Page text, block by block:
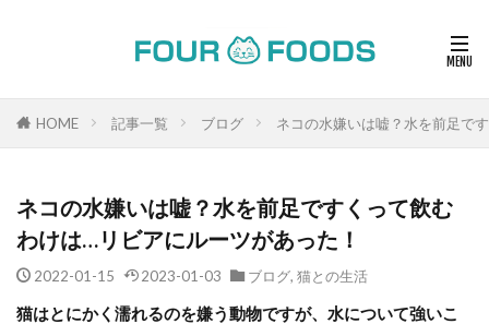
HOME 記事一覧 ブログ ネコの水嫌いは嘘？水を前足で
ネコの水嫌いは嘘？水を前足ですくって飲む
わけは…リビアにルーツがあった！
2022-01-15 2023-01-03 ブログ, 猫との生活
猫はとにかく濡れるのを嫌う動物ですが、水について強いこ